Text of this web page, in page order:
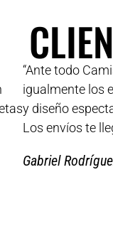
“Ante todo
igualmente los
y diseño
Los envíos te
Gabriel